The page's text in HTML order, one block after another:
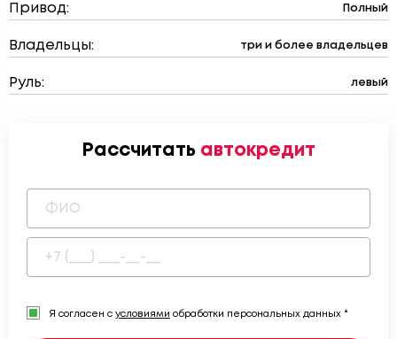
Привод: Полный
Владельцы: три и более владельцев
Руль: левый
Рассчитать автокредит
Я согласен с условиями обработки персональных данных *